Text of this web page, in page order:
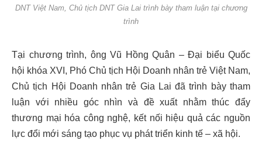
DNT Việt Nam, Chủ tịch DNT Gia Lai trình bày tham luận tại chương
trình
Tại chương trình, ông Vũ Hồng Quân – Đại biểu Quốc
hội khóa XVI, Phó Chủ tịch Hội Doanh nhân trẻ Việt Nam,
Chủ tịch Hội Doanh nhân trẻ Gia Lai đã trình bày tham
luận với nhiều góc nhìn và đề xuất nhằm thúc đẩy
thương mại hóa công nghệ, kết nối hiệu quả các nguồn
lực đổi mới sáng tạo phục vụ phát triển kinh tế – xã hội.